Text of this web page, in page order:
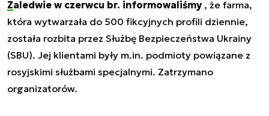
Zaledwie w czerwcu br. informowaliśmy , że farma,
która wytwarzała do 500 fikcyjnych profili dziennie,
została rozbita przez Służbę Bezpieczeństwa Ukrainy
(SBU). Jej klientami były m.in. podmioty powiązane z
rosyjskimi służbami specjalnymi. Zatrzymano
organizatorów.